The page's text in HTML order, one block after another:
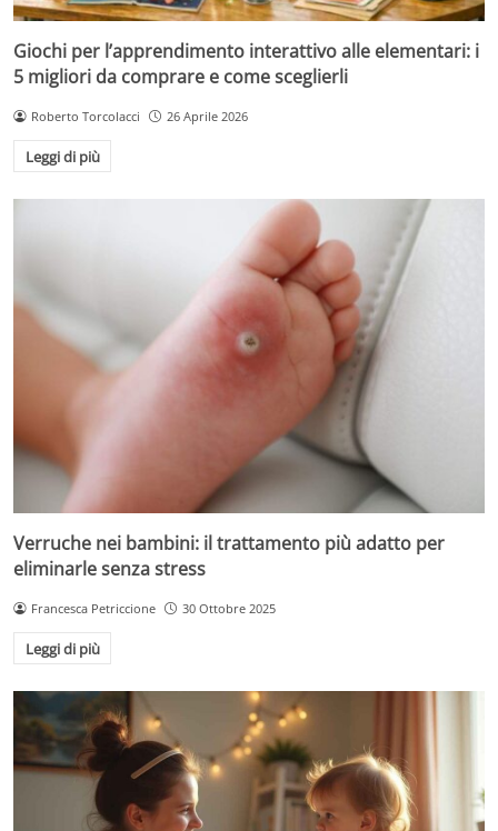
Giochi per l’apprendimento interattivo alle elementari: i
5 migliori da comprare e come sceglierli
Roberto Torcolacci 26 Aprile 2026
Leggi di più
Verruche nei bambini: il trattamento più adatto per
eliminarle senza stress
Francesca Petriccione 30 Ottobre 2025
Leggi di più